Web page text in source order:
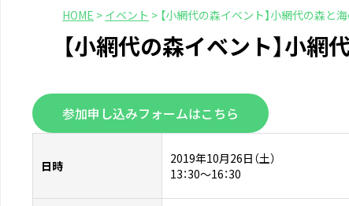
HOME > イベント > 【小網代の森イベント】小網代の森と
【小網代の森イベント】小
参加申し込みフォームはこちら
日時
2019年10月26日（土）
13：30～16：30